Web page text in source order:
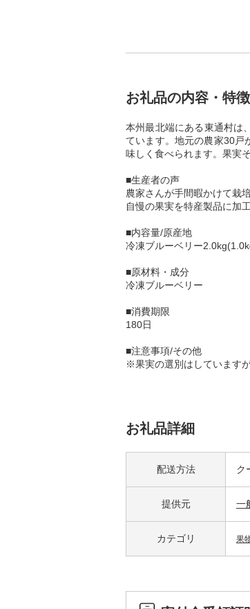
お礼品の内容・特徴
本州最北端にある東通村は
ています。地元の農家30戸
味しく食べられます。果実
■生産者の声
農家さんが手間暇かけて栽
自慢の果実を特産製品に加
■内容量/原産地
冷凍ブルーベリー
■原材料・成分
冷凍ブルーベリー
■消費期限
180日
■注意事項/その他
※果実の選別はしています
お礼品詳細
配送方法 ク
提供元 一
カテゴリ 果